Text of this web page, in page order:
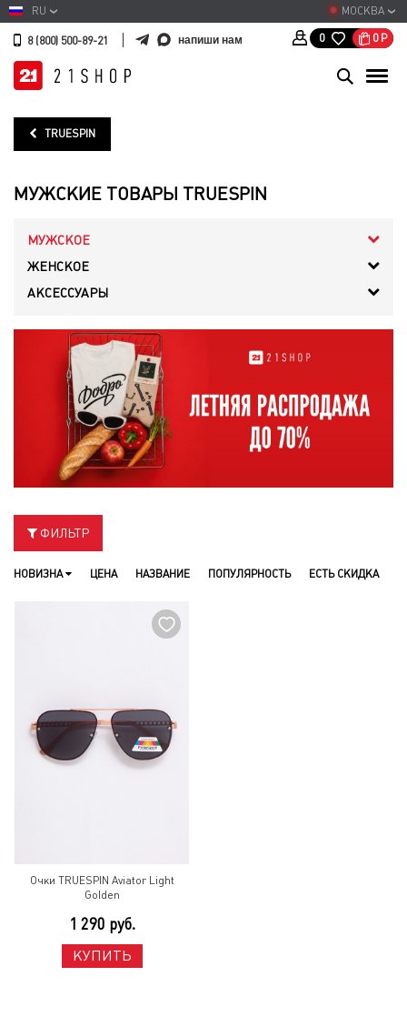
МОСКВА
RU
8 (800) 500-89-21 напиши нам 0 0 Р
TRUESPIN
МУЖСКИЕ ТОВАРЫ TRUESPIN
МУЖСКОЕ
ЖЕНСКОЕ
АКСЕССУАРЫ
ФИЛЬТР
НОВИЗНА ЦЕНА НАЗВАНИЕ ПОПУЛЯРНОСТЬ ЕСТЬ СКИДКА
Очки TRUESPIN Aviator Light
Golden
1 290 руб.
КУПИТЬ